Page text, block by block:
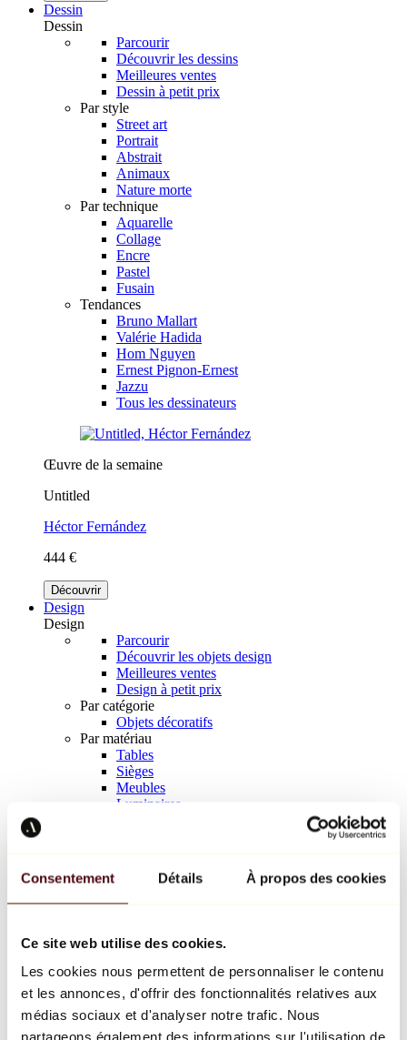
Consentement Détails À propos des cookies
Ce site web utilise des cookies.
Les cookies nous permettent de personnaliser le contenu
et les annonces, d'offrir des fonctionnalités relatives aux
médias sociaux et d'analyser notre trafic. Nous
partageons également des informations sur l'utilisation de
Dessin
Dessin
Parcourir
Découvrir les dessins
Meilleures ventes
Dessin à petit prix
Par style
Street art
Portrait
Abstrait
Animaux
Nature morte
Par technique
Aquarelle
Collage
Encre
Pastel
Fusain
Tendances
Bruno Mallart
Valérie Hadida
Hom Nguyen
Ernest Pignon-Ernest
Jazzu
Tous les dessinateurs
Œuvre de la semaine
Untitled
Héctor Fernández
444 €
Découvrir
Design
Design
Parcourir
Découvrir les objets design
Meilleures ventes
Design à petit prix
Par catégorie
Objets décoratifs
Par matériau
Tables
Sièges
Meubles
Luminaires
Richard Orlinski
Keith Haring
Jeff Koons
Jean-Michel Basquiat
Tous les designers
Œuvre de la semaine